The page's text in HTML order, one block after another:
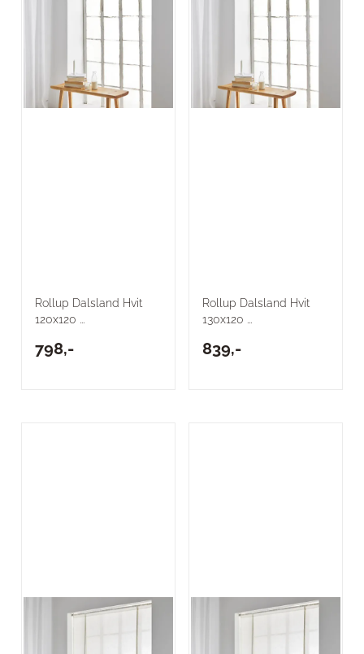
Rollup Dalsland Hvit
120x120 ...
798,-
Rollup Dalsland Hvit
130x120 ...
839,-